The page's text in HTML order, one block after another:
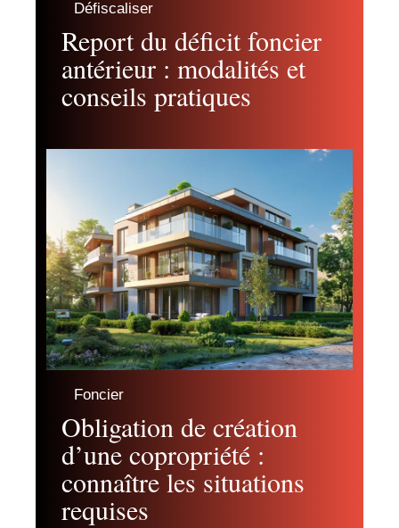
Défiscaliser
Report du déficit foncier
antérieur : modalités et
conseils pratiques
Foncier
Obligation de création
d’une copropriété :
connaître les situations
requises